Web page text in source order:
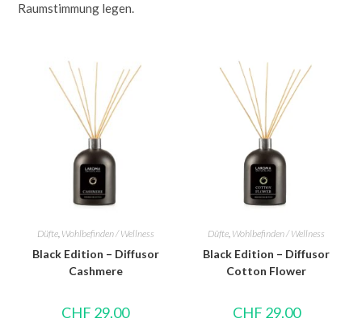
Raumstimmung legen.
Düfte, Wohlbefinden / Wellness
Black Edition – Diffusor
Cashmere
CHF 29.00
Düfte, Wohlbefinden / Wellness
Black Edition – Diffusor
Cotton Flower
CHF 29.00